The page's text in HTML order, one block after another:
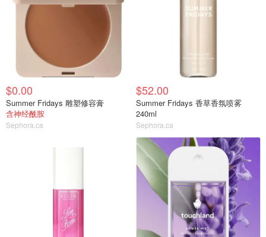
$0.00
Summer Fridays 雕塑修容膏
含神经酰胺
Sephora.ca
$52.00
Summer Fridays 香草香氛喷雾
240ml
Sephora.ca